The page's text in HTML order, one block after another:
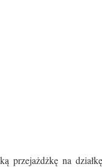
przejażdżkę na działkę